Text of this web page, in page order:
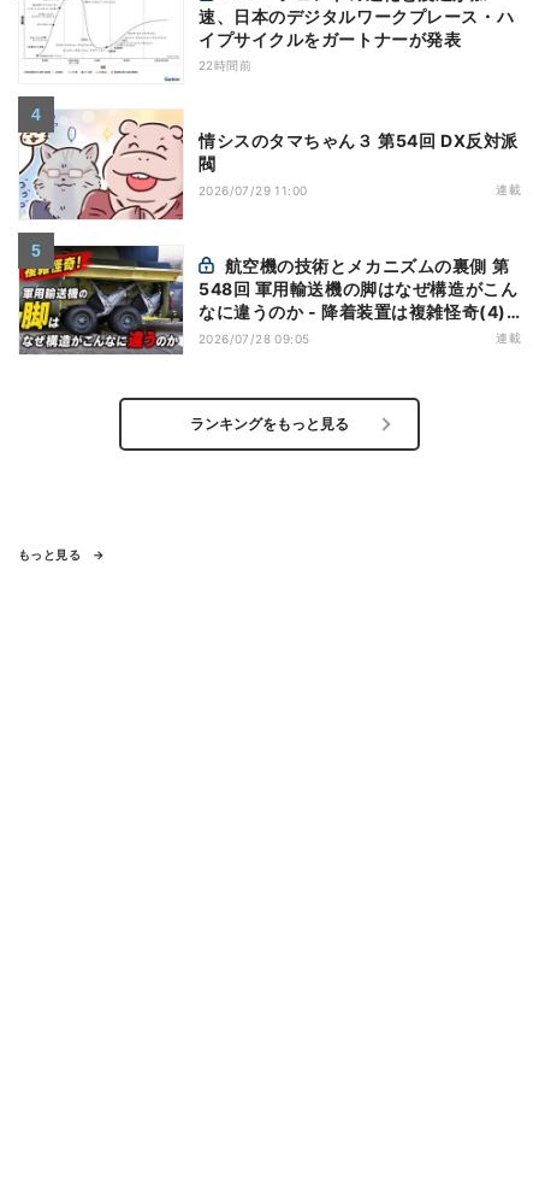
速、日本のデジタルワークプレース・ハ
イプサイクルをガートナーが発表
22時間前
情シスのタマちゃん３ 第54回 DX反対派
閥
2026/07/29 11:00 連載
548回 軍用輸送機の脚はなぜ構造がこん
なに違うのか - 降着装置は複雑怪奇(4)|
軍用輸送機(9)
2026/07/28 09:05 連載
ランキングをもっと見る
もっと見る